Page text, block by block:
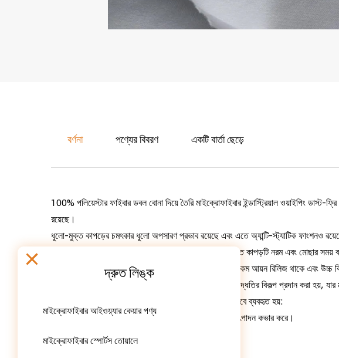
বর্ণনা পণ্যের বিবরণ একটি বার্তা ছেড়ে
100% পলিয়েস্টার ফাইবার ডবল বোনা দিয়ে তৈরি মাইক্রোফাইবার ইন্ডাস্ট্রিয়াল ওয়াইপিং
রয়েছে।
ধুলো-মুক্ত কাপড়ের চমৎকার ধুলো অপসারণ প্রভাব রয়েছে এবং এতে অ্যান্টি-স্ট্যাটিক ফাংশনও
এবং তরল দাগ পরিষ্কার করতে ব্যবহার করা যেতে পারে। লিন্ট-মুক্ত কাপড়টি নরম এবং মোছার
শুষ্ক এবং ভিজা শক্তি প্রদান করে। লিন্ট-মুক্ত কাপড়ে অত্যন্ত কম আয়ন রিলিজ থাকে এবং উচ্চ
পরিবেশে নিরাপদে ব্যবহার করা যেতে পারে। বিভিন্ন এজ ব্যান্ডিং পদ্ধতির বিকল্প প্রদান করা
আমাদের মাইক্রোফাইবার শিল্প মোছার ধুলো-মুক্ত কাপড় ব্যাপকভাবে ব্যবহৃত হয়:
সেমিকন্ডাক্টর প্রোডাকশন লাইন, চিপস এবং মাইক্রোপ্রসেসরের উৎপাদন কভার করে।
সেমিকন্ডাক্টর সমাবেশ উত্পাদন লাইন।
ডিস্ক ড্রাইভ এবং যৌগিক উত্পাদন।
দ্রুত লিঙ্ক
মাইক্রোফাইবার আইওয়্যার কেয়ার পণ্য
মাইক্রোফাইবার স্পোর্টস তোয়ালে